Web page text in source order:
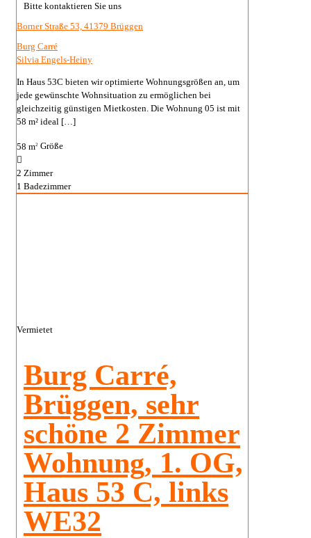
Bitte kontaktieren Sie uns
Borner Straße 53, 41379 Brüggen
Burg Carré
Silvia Engels-Heiny
In Haus 53C bieten wir optimierte Wohnungsgrößen an, um
jede gewünschte Wohnsituation zu ermöglichen bei
gleichzeitig günstigen Mietkosten. Die Wohnung 05 ist mit
58 m² ideal […]
58 m2 Größe
2 Zimmer
1 Badezimmer
Vermietet
Burg Carré,
Brüggen, sehr
schöne 2 Zimmer
Wohnung, 1. OG,
Haus 53 C, links
WE32